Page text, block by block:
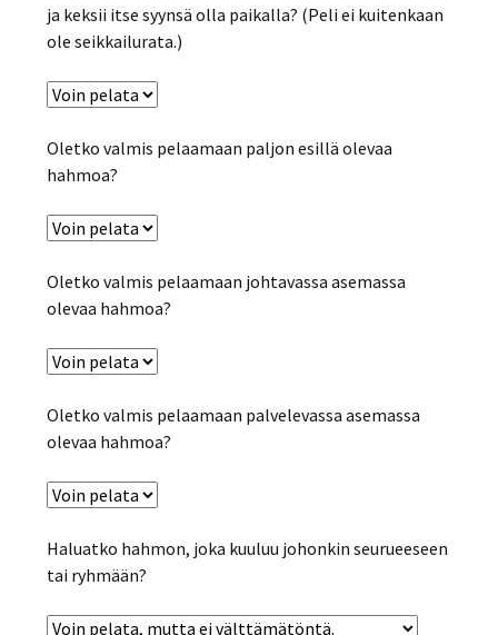
ja keksii itse syynsä olla paikalla? (Peli ei kuitenkaan
ole seikkailurata.)
Oletko valmis pelaamaan paljon esillä olevaa
hahmoa?
Oletko valmis pelaamaan johtavassa asemassa
olevaa hahmoa?
Oletko valmis pelaamaan palvelevassa asemassa
olevaa hahmoa?
Haluatko hahmon, joka kuuluu johonkin seurueeseen
tai ryhmään?